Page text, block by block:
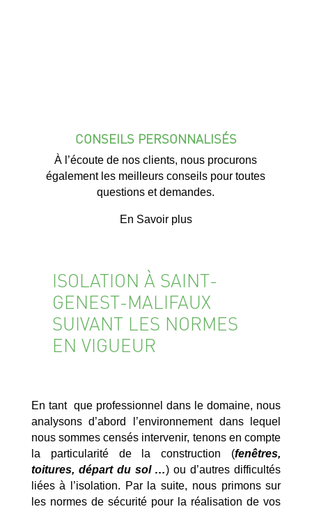
CONSEILS PERSONNALISÉS
À l’écoute de nos clients, nous procurons
également les meilleurs conseils pour toutes
questions et demandes.
En Savoir plus
ISOLATION À SAINT-
GENEST-MALIFAUX
SUIVANT LES NORMES
EN VIGUEUR
En tant que professionnel dans le domaine, nous
analysons d’abord l’environnement dans lequel
nous sommes censés intervenir, tenons en compte
la particularité de la construction (fenêtres,
toitures, départ du sol …) ou d’autres difficultés
liées à l’isolation. Par la suite, nous primons sur
les normes de sécurité pour la réalisation de vos